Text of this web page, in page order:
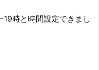
時と時間設定できまし